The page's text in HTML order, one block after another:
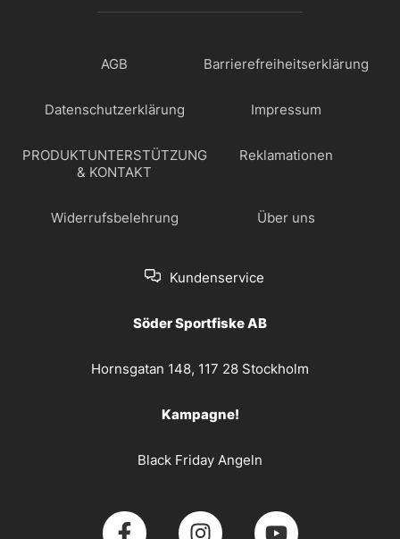
AGB Barrierefreiheitserklärung
Datenschutzerklärung Impressum
PRODUKTUNTERSTÜTZUNG
& KONTAKT
Reklamationen
Widerrufsbelehrung Über uns
Kundenservice
Söder Sportfiske AB
Hornsgatan 148, 117 28 Stockholm
Kampagne!
Black Friday Angeln